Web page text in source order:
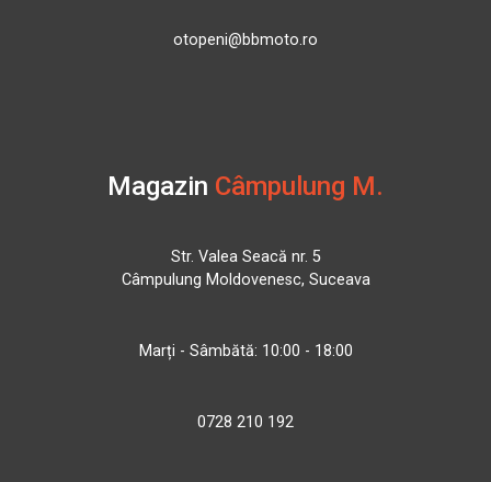
otopeni@bbmoto.ro
Magazin Câmpulung M.
Str. Valea Seacă nr. 5
Câmpulung Moldovenesc, Suceava
Marți - Sâmbătă: 10:00 - 18:00
0728 210 192